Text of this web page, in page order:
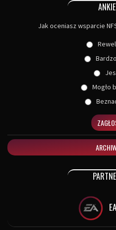
Jak oceniasz wsparcie
Mogło